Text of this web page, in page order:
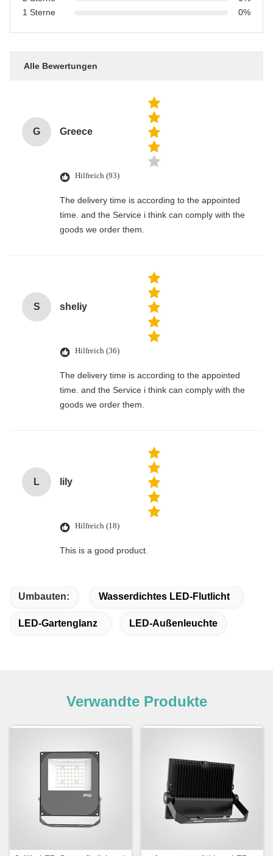
1 Sterne
0%
Alle Bewertungen
G Greece
Hilfreich (93)
The delivery time is according to the appointed
time. and the Service i think can comply with the
goods we order them.
S sheliy
Hilfreich (36)
The delivery time is according to the appointed
time. and the Service i think can comply with the
goods we order them.
L lily
Hilfreich (18)
This is a good product.
Umbauten: Wasserdichtes LED-Flutlicht
LED-Gartenglanz LED-Außenleuchte
Verwandte Produkte